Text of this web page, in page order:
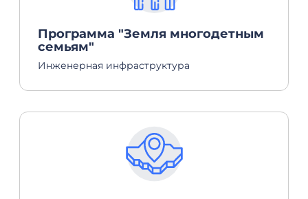
Программа "Земля многодетным
семьям"
Инженерная инфраструктура